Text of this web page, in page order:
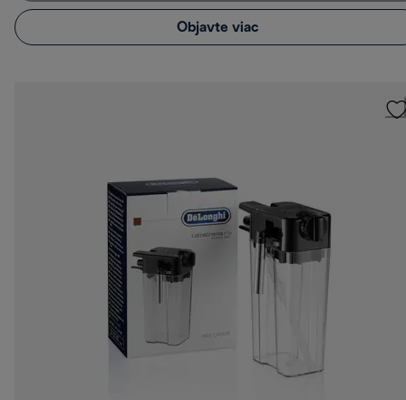
Objavte viac